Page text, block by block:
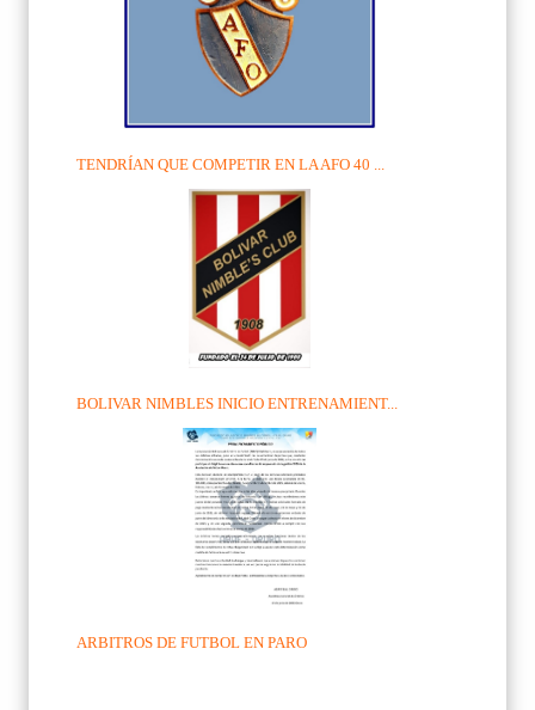
TENDRÍAN QUE COMPETIR EN LA AFO 40 ...
BOLIVAR NIMBLES INICIO ENTRENAMIENT...
ARBITROS DE FUTBOL EN PARO